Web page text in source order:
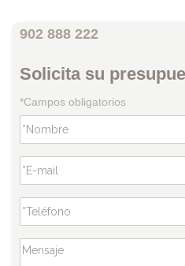
902 888 222
Solicita su
*Campos obligatorios